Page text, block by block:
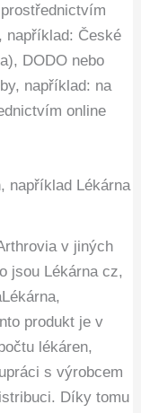
například: České
DODO nebo
například: na
online
například Lékárna
v jiných
jsou Lékárna cz,
produkt je v
lékáren,
s výrobcem
Díky tomu